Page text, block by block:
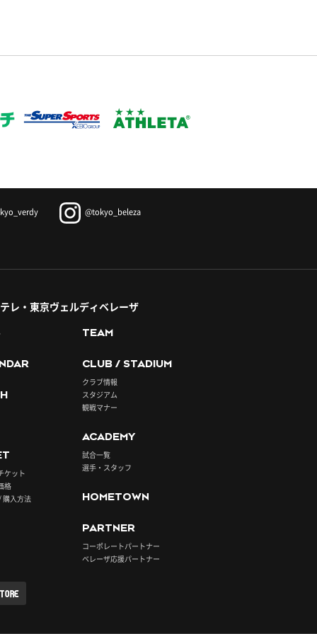
@tokyo_beleza
レ・東京ヴェルディベレーザ
ケット
格
購入方法
TEAM
CLUB / STADIUM
クラブ情報
スタジアム
観戦マナー
ACADEMY
試合一覧
選手・スタッフ
HOMETOWN
PARTNER
コーポレートパートナー
ベレーザ応援パートナー